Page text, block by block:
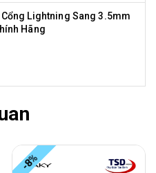
Lightning Sang 3.5mm
Hãng
-8%